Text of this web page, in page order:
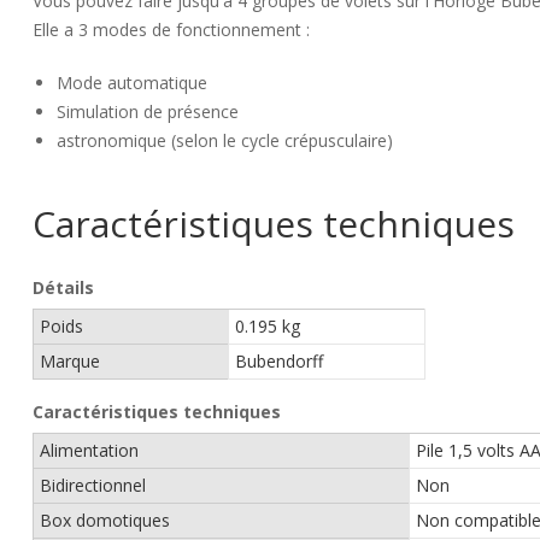
Elle a 3 modes de fonctionnement :
Mode automatique
Simulation de présence
astronomique (selon le cycle crépusculaire)
Caractéristiques techniques
Détails
Poids
0.195 kg
Marque
Bubendorff
Caractéristiques techniques
Alimentation
Pile 1,5 volts
Bidirectionnel
Non
Box domotiques
Non compatible